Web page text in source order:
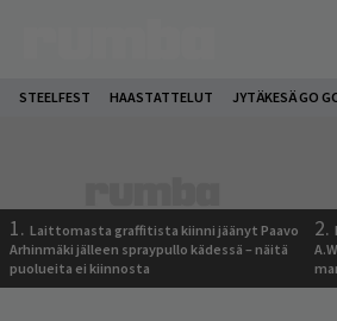
STEELFEST HAASTATTELUT JYTÄKESÄ GO
1. Laittomasta graffitista kiinni jäänyt Paavo
Arhinmäki jälleen spraypullo kädessä – näitä
puolueita ei kiinnosta
2.